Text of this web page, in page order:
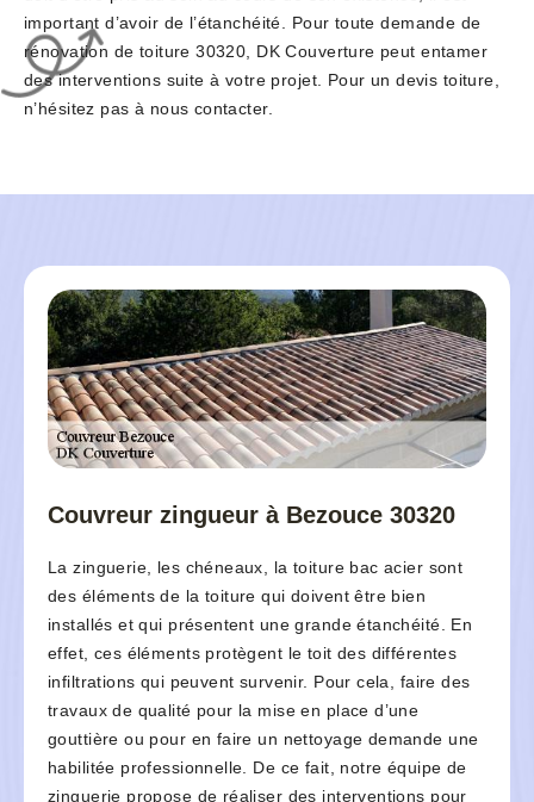
important d’avoir de l’étanchéité. Pour toute demande de
rénovation de toiture 30320, DK Couverture peut entamer
des interventions suite à votre projet. Pour un devis toiture,
n’hésitez pas à nous contacter.
Couvreur zingueur à Bezouce 30320
La zinguerie, les chéneaux, la toiture bac acier sont
des éléments de la toiture qui doivent être bien
installés et qui présentent une grande étanchéité. En
effet, ces éléments protègent le toit des différentes
infiltrations qui peuvent survenir. Pour cela, faire des
travaux de qualité pour la mise en place d’une
gouttière ou pour en faire un nettoyage demande une
habilitée professionnelle. De ce fait, notre équipe de
zinguerie propose de réaliser des interventions pour